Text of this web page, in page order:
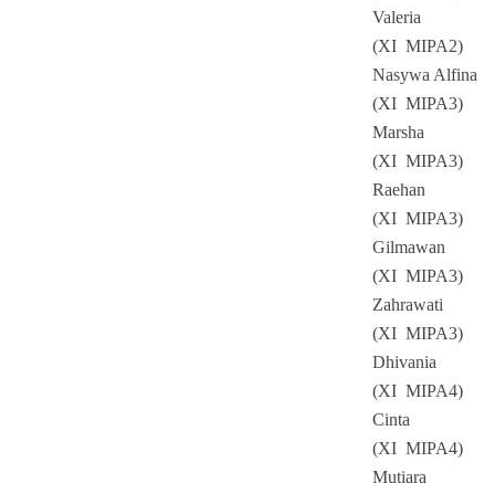
Valeria
(XI MIPA2)
Nasywa Alfina
(XI MIPA3)
Marsha
(XI MIPA3)
Raehan
(XI MIPA3)
Gilmawan
(XI MIPA3)
Zahrawati
(XI MIPA3)
Dhivania
(XI MIPA4)
Cinta
(XI MIPA4)
Mutiara